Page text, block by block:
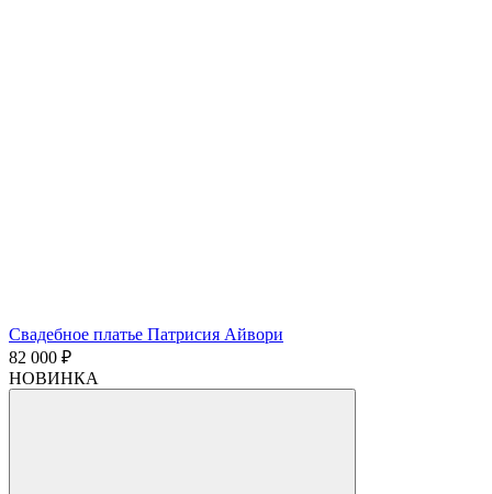
Свадебное платье Патрисия Айвори
82 000 ₽
НОВИНКА